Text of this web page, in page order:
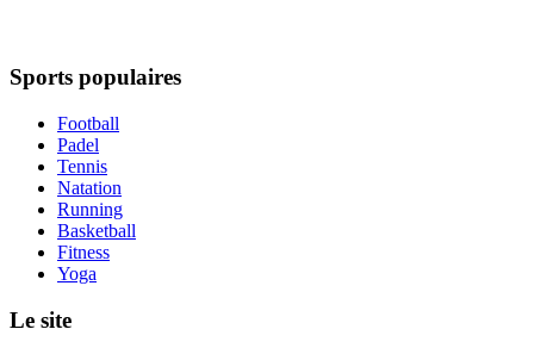
Sports populaires
Football
Padel
Tennis
Natation
Running
Basketball
Fitness
Yoga
Le site